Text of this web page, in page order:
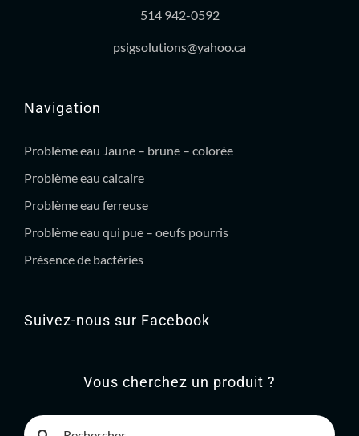
514 942-0592
psigsolutions@yahoo.ca
Navigation
Problème eau Jaune – brune – colorée
Problème eau calcaire
Problème eau ferreuse
Problème eau qui pue – oeufs pourris
Présence de bactéries
Suivez-nous sur Facebook
Vous cherchez un produit ?
Rechercher